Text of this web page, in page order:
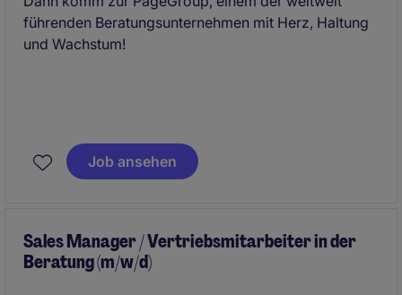
führenden Beratungsunternehmen mit Herz, Haltung
und Wachstum!
Job ansehen
Sales Manager / Vertriebsmitarbeiter in der
Beratung (m/w/d)